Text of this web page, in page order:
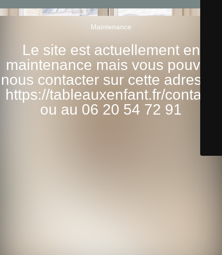
Maintenance
Le site est actuellement en
maintenance mais vous pouvez
nous contacter sur cette adresse:
https://tableauxenfant.fr/contact/
ou au 06 20 54 72 91